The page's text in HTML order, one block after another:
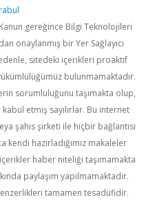
Kanun gereğince Bilgi Teknolojileri
onaylanmış bir Yer Sağlayıcı
sitedeki içerikleri proaktif
bulunmamaktadır.
sorumluluğunu taşımakta olup,
etmiş sayılırlar. Bu internet
şahıs şirketi ile hiçbir bağlantısı
kendi hazırladığımız makaleler
haber niteliği taşımamakta
paylaşım yapılmamaktadır.
tamamen tesadüfidir.